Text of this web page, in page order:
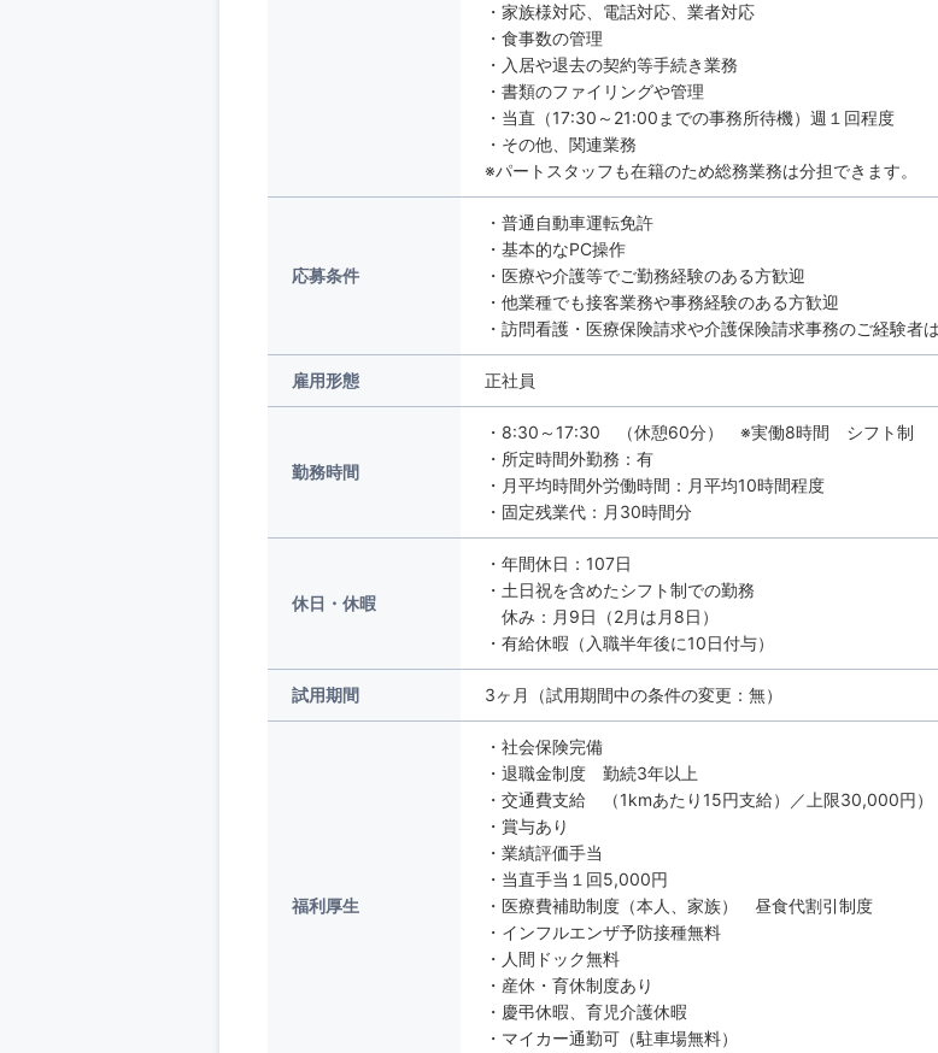
・家族様対応、電話対応、業者対応
・食事数の管理
・入居や退去の契約等手続き業務
・書類のファイリングや管理
・当直（17:30～21:00までの事務所待機）週１回程度
・その他、関連業務
※パートスタッフも在籍のため総務業務は分担できます。
応募条件
・普通自動車運転免許
・基本的なPC操作
・医療や介護等でご勤務経験のある方歓迎
・他業種でも接客業務や事務経験のある方歓迎
・訪問看護・医療保険請求や介護保険請求事務のご経験者
雇用形態 正社員
勤務時間
・8:30～17:30 （休憩60分） ※実働8時間 シフト制
・所定時間外勤務：有
・月平均時間外労働時間：月平均10時間程度
・固定残業代：月30時間分
休日・休暇
・年間休日：107日
・土日祝を含めたシフト制での勤務
休み：月9日（2月は月8日）
・有給休暇（入職半年後に10日付与）
試用期間 3ヶ月（試用期間中の条件の変更：無）
福利厚生
・社会保険完備
・退職金制度 勤続3年以上
・交通費支給 （1kmあたり15円支給）／上限30,000円）
・賞与あり
・業績評価手当
・当直手当１回5,000円
・医療費補助制度（本人、家族） 昼食代割引制度
・インフルエンザ予防接種無料
・人間ドック無料
・産休・育休制度あり
・慶弔休暇、育児介護休暇
・マイカー通勤可（駐車場無料）